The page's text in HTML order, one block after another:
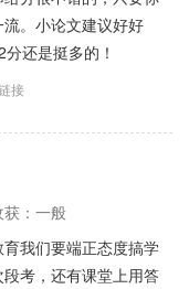
。小论文建议好好
还是挺多的！
接
获：一般
我们要端正态度搞学
考，还有课堂上用答